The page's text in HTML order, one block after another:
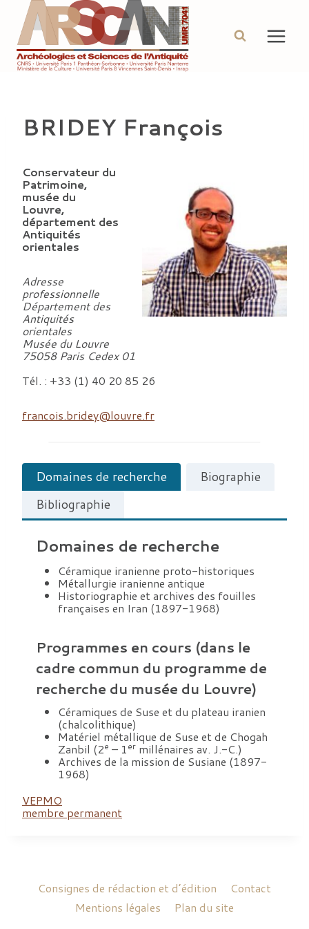
contenu
BRIDEY François
Conservateur du
Patrimoine,
musée du
Louvre,
département des
Antiquités
orientales
Adresse
professionnelle
Département des
Antiquités
orientales
Musée du Louvre
75058 Paris Cedex 01
Tél. : +33 (1) 40 20 85 26
francois.bridey@louvre.fr
Domaines de recherche
Biographie
Bibliographie
Domaines de recherche
Céramique iranienne proto-historiques
Métallurgie iranienne antique
Historiographie et archives des fouilles
françaises en Iran (1897-1968)
Programmes en cours (dans le
cadre commun du programme de
recherche du musée du Louvre)
Céramiques de Suse et du plateau iranien
(chalcolithique)
Matériel métallique de Suse et de Chogah
Zanbil (2e – 1er millénaires av. J.-C.)
Archives de la mission de Susiane (1897-
1968)
VEPMO
membre permanent
Consignes de rédaction et d’édition
Contact
Mentions légales
Plan du site